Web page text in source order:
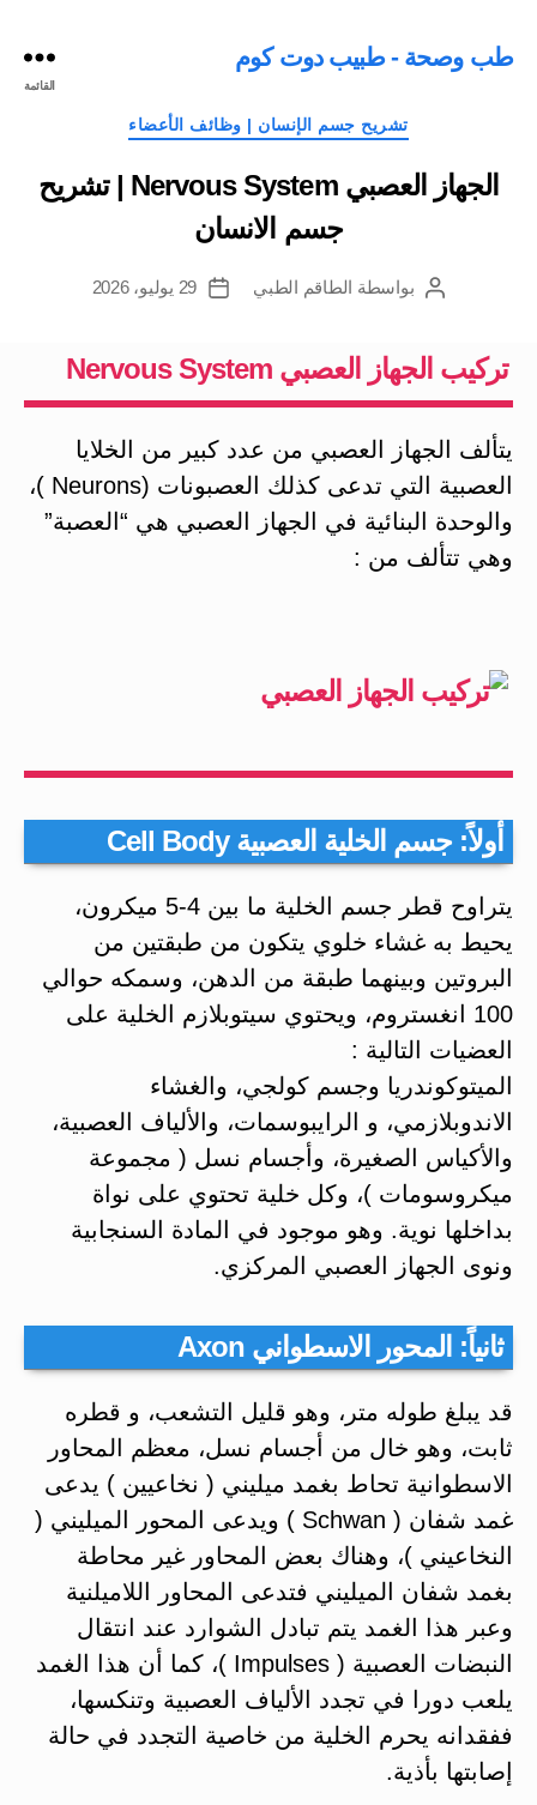
طب وصحة - طبيب دوت كوم
القائمة
التصنيفات
تشريح جسم الإنسان | وظائف الأعضاء
الجهاز العصبي Nervous System | تشريح
جسم الانسان
كاتببواسطة الطاقم الطبي
تاريخ
29 يوليو، 2026
تركيب الجهاز العصبي Nervous System
يتألف الجهاز العصبي من عدد كبير من الخلايا
العصبية التي تدعى كذلك العصبونات (Neurons )،
والوحدة البنائية في الجهاز العصبي هي “العصبة”
وهي تتألف من :
أولاً: جسم الخلية العصبية Cell Body
يتراوح قطر جسم الخلية ما بين 4-5 ميكرون،
يحيط به غشاء خلوي يتكون من طبقتين من
البروتين وبينهما طبقة من الدهن، وسمكه حوالي
100 انغستروم، ويحتوي سيتوبلازم الخلية على
العضيات التالية :
الميتوكوندريا وجسم كولجي، والغشاء
الاندوبلازمي، و الرايبوسمات، والألياف العصبية،
والأكياس الصغيرة، وأجسام نسل ( مجموعة
ميكروسومات )، وكل خلية تحتوي على نواة
بداخلها نوية. وهو موجود في المادة السنجابية
ونوى الجهاز العصبي المركزي.
ثانياً: المحور الاسطواني Axon
قد يبلغ طوله متر، وهو قليل التشعب، و قطره
ثابت، وهو خال من أجسام نسل، معظم المحاور
الاسطوانية تحاط بغمد ميليني ( نخاعيين ) يدعى
غمد شفان ( Schwan ) ويدعى المحور الميليني (
النخاعيني )، وهناك بعض المحاور غير محاطة
بغمد شفان الميليني فتدعى المحاور اللاميلنية
وعبر هذا الغمد يتم تبادل الشوارد عند انتقال
النبضات العصبية ( Impulses )، كما أن هذا الغمد
يلعب دورا في تجدد الألياف العصبية وتنكسها،
ففقدانه يحرم الخلية من خاصية التجدد في حالة
إصابتها بأذية.